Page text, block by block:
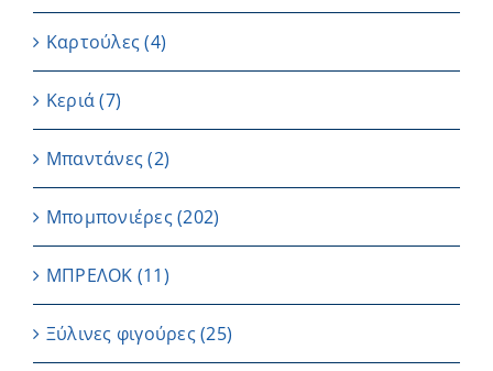
Καρτούλες (4)
Κεριά (7)
Μπαντάνες (2)
Μπομπονιέρες(202)
ΜΠΡΕΛΟΚ (11)
Ξύλινες φιγούρες(25)